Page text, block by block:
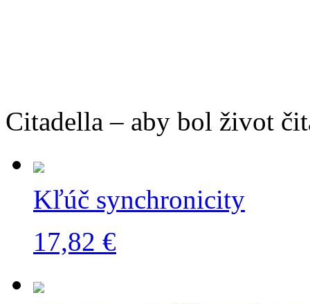
Citadella – aby bol život
Kľúč synchronicity
17,82 €